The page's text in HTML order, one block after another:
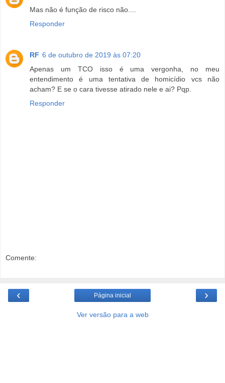
Mas não é função de risco não....
Responder
RF 6 de outubro de 2019 às 07:20
Apenas um TCO isso é uma vergonha, no meu
entendimento é uma tentativa de homicídio vcs não
acham? E se o cara tivesse atirado nele e ai? Pqp.
Responder
Comente:
‹ ›
Página inicial
Ver versão para a web